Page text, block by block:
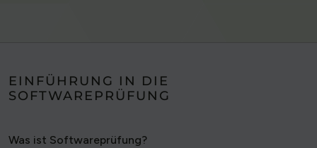
EINFÜHRUNG IN DIE
SOFTWAREPRÜFUNG
Was ist Softwareprüfung?